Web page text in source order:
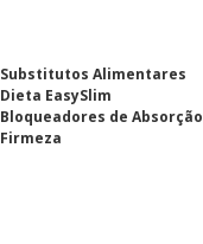
Substitutos Alimentares
Dieta EasySlim
Bloqueadores de Absorção
Firmeza